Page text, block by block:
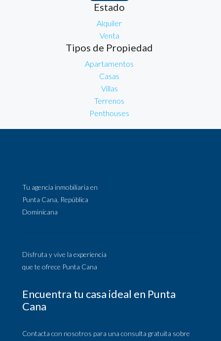
Estado
Alquiler
Venta
Tipos de Propiedad
Apartamentos
Casas
Villas
Terrenos
Penthouses
Tu agencia inmobiliaria en
Punta Cana, República
Dominicana
Disfruta y vive la experiencia
que te ofrece Punta Cana
Encuentra tu casa ideal en Punta
Cana
Contacta con nosotros para una consulta gratuita sobre